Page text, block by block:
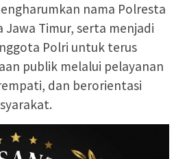
nama Polresta
Jawa Timur, serta menjadi
Polri untuk terus
publik melalui pelayanan
dan berorientasi